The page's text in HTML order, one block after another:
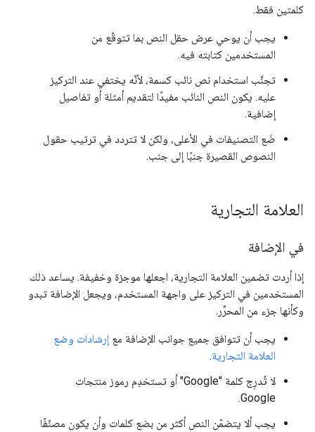
كلمتين فقط.
يجب أن يوحي عرض حقل النص بما تتوقّع من
المستخدمين كتابته فيه.
تجنَّب استخدام نص نائب كسمة، لأنّه يختفي عند التركيز
عليه. يكون النص النائب مفيدًا لتقديم أمثلة أو تفاصيل
إضافية.
ضَع التصنيفات في الأعلى، ولكن لا تتردد في ترتيب حقول
النصوص القصيرة جنبًا إلى جنب.
العلامة التجارية
في الإضافة
إذا أردت تضمين العلامة التجارية، اجعلها موجزة وخفيفة. يساعد ذلك
المستخدمين في التركيز على واجهة المستخدم، ويجعل الإضافة تبدو
وكأنها جزء من المحرِّر.
يجب أن تتوافق جميع جوانب الإضافة مع إرشادات وضع
العلامة التجارية.
لا تُدرِج كلمة "Google" أو تستخدِم رموز منتجات
Google.
يجب ألا يتضمّن النص أكثر من بضع كلمات وأن يكون مصنّفًا